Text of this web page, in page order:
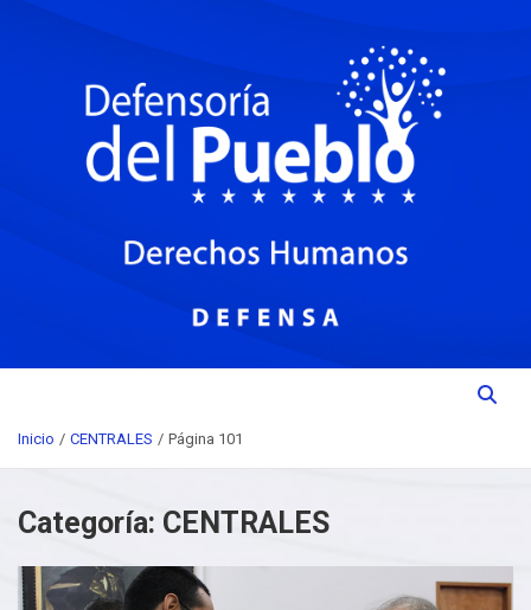
DEFENSORIA DEL PUEBLO
Institución del Poder Ciudadano para la Promoción, Defensa y
Inicio CENTRALES Página 101
Categoría: CENTRALES